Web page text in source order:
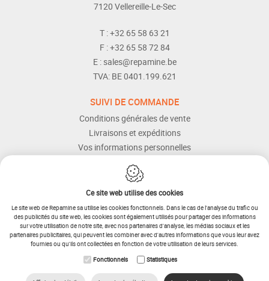
7120 Vellereille-Le-Sec
T :+32 65 58 63 21
F :+32 65 58 72 84
E :sales@repamine.be
TVA: BE 0401.199.621
SUIVI DE COMMANDE
Conditions générales de vente
Livraisons et expéditions
Vos informations personnelles
Modes de paiement
Services Après-vente
Aide et assistance
IDcreation 2025
Plan du site
Ce site web utilise des cookies
Le site web de Repamine sa utilise les cookies fonctionnels. Dans le cas de l'analyse du trafic ou
des publicités du site web, les cookies sont également utilisés pour partager des informations
sur votre utilisation de notre site, avec nos partenaires d'analyse, les médias sociaux et les
partenaires publicitaires, qui peuvent les combiner avec d'autres informations que vous leur avez
fournies ou qu'ils ont collectées en fonction de votre utilisation de leurs services.
Fonctionnels
Statistiques